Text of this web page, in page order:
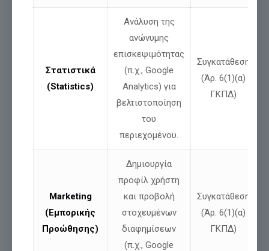
Το σκάνδαλο της Αχλάδας Φλώρινας:
ποιος τελικά κάνει κουμάντο σε αυτή τη
για να το εισάγουμε στη συνέχεια ως πανάκριβο ρεύμα Ως
βουλευτής, οφείλω να μιλήσω όχι απλώς[…]
Στατιστικά
(Statistics)
Ανάλυση της
ανώνυμης
επισκεψιμότητας
(π.χ., Google
Analytics) για
βελτιστοποίηση
του
περιεχομένου.
Συγκατάθεση
(Άρ. 6(1)(α)
ΓΚΠΔ)
Marketing
(Εμπορικής
Προώθησης)
Δημιουργία
προφίλ χρήστη
και προβολή
στοχευμένων
διαφημίσεων
(π.χ., Google
Συγκατάθεση
(Άρ. 6(1)(α)
ΓΚΠΔ)